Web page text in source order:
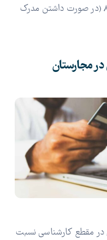
6 یا امتیاز تافل 60 تا 80 (در صورت داشتن مدرک
مجارستان
در مقطع کارشناسی نسبت